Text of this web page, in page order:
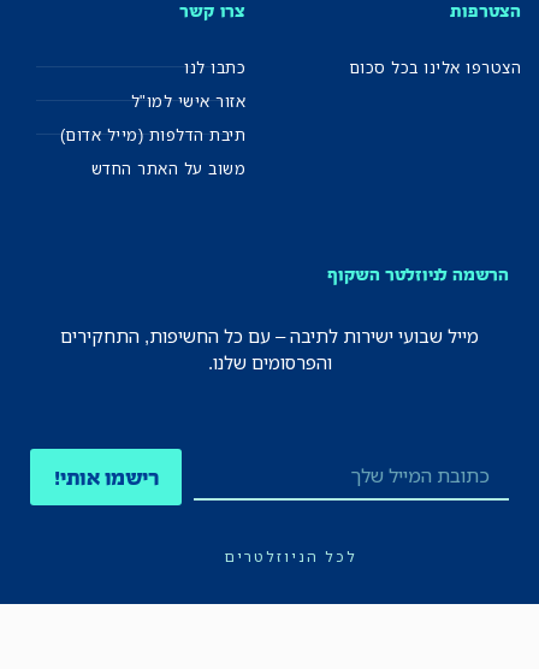
הצטרפות
הצטרפו אלינו בכל סכום
צרו קשר
כתבו לנו
אזור אישי למו"ל
תיבת הדלפות (מייל אדום)
משוב על האתר החדש
הרשמה לניוזלטר השקוף
מייל שבועי ישירות לתיבה – עם כל החשיפות, התחקירים
והפרסומים שלנו.
רישמו אותי!
לכל הניוזלטרים